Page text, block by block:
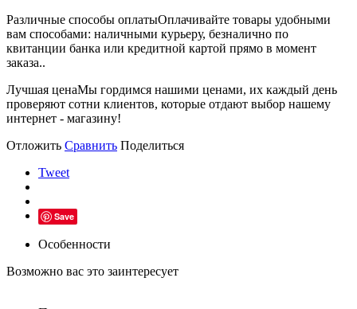
Различные способы оплатыОплачивайте товары удобными
вам способами: наличными курьеру, безналично по
квитанции банка или кредитной картой прямо в момент
заказа..
Лучшая ценаМы гордимся нашими ценами, их каждый день
проверяют сотни клиентов, которые отдают выбор нашему
интернет - магазину!
Отложить Сравнить Поделиться
Tweet
Save
Особенности
Возможно вас это заинтересует